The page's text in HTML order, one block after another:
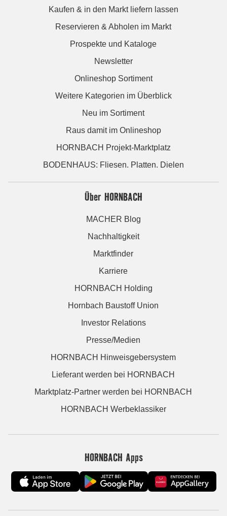
Kaufen & in den Markt liefern lassen
Reservieren & Abholen im Markt
Prospekte und Kataloge
Newsletter
Onlineshop Sortiment
Weitere Kategorien im Überblick
Neu im Sortiment
Raus damit im Onlineshop
HORNBACH Projekt-Marktplatz
BODENHAUS: Fliesen. Platten. Dielen
Über HORNBACH
MACHER Blog
Nachhaltigkeit
Marktfinder
Karriere
HORNBACH Holding
Hornbach Baustoff Union
Investor Relations
Presse/Medien
HORNBACH Hinweisgebersystem
Lieferant werden bei HORNBACH
Marktplatz-Partner werden bei HORNBACH
HORNBACH Werbeklassiker
HORNBACH Apps